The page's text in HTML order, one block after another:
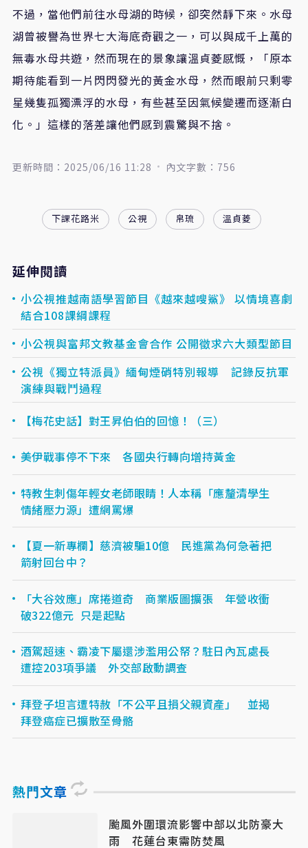
不過，當他們前往水母湖的時候，卻突然靜下來。水母
湖曾被譽為世界七大海底奇觀之一，可以與成千上萬的
無毒水母共遊，然而現在的景象讓溫貞菱感慨，「原本
期待能看到一片閃閃發光的黃金水母，然而眼前只剩零
星幾隻孤獨漂浮的水母，有些甚至因氣候變遷而逐漸白
化。」這樣的落差讓他們感到震驚與不捨。
更新時間：2025/06/16 11:28 內文字數：756
下課花路米 公視 帛琉 溫貞菱
延伸閱讀
小公視推越南語學習節目《越來越嗖鯊》 以情境喜劇
結合108課綱課程
小公視與富邦文教基金會合作 公開徵求六大類型節目
公視《獨立特派員》緬甸煙硝特別報導 記錄反抗軍
演練與戰鬥過程
【梅花史話】對王昇伯伯的回憶！（三）
美伊戰事停不下來 各國央行轉向增持黃金
特教生刺傷年輕女老師眼睛！人本稱「應釐清學生
情緒壓力源」遭網罵爆
【夏一新專欄】慈濟被騙10億 民進黨為何急著把
箭射回台中？
「大谷效應」席捲道奇 商業版圖擴張 年營收衝
破322億元 只是起點
酒駕超速、霸凌下屬還涉濫用公帑？駐日內瓦處長
遭控203項爭議 外交部啟動調查
拜登子坦言遭特赦「不公平且損父親資產」 並揭
拜登癌症已擴散至骨骼
熱門文章
颱風外圍環流影響中部以北防豪大
雨 花蓮台東需防焚風